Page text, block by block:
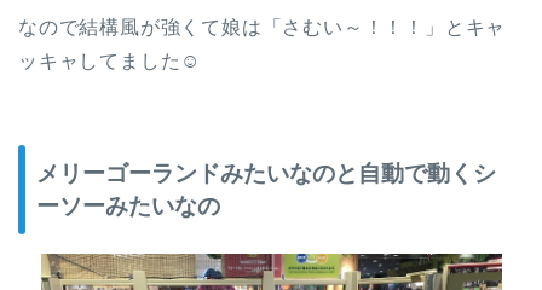
なので結構風が強くて娘は「さむい～！！！」とキャ
ッキャしてました☺
メリーゴーランドみたいなのと自動で動くシ
ーソーみたいなの